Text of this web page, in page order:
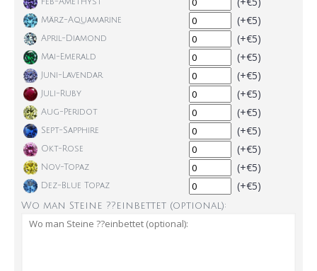
März-Aquamarine (+€5)
April-Diamond (+€5)
Mai-Emerald (+€5)
Juni-Lavendar (+€5)
Juli-Ruby (+€5)
Aug-Peridot (+€5)
Sept-Sapphire (+€5)
Okt-Rose (+€5)
Nov-Topaz (+€5)
Dez-Blue Topaz (+€5)
Wo man Steine ??einbettet (optional):